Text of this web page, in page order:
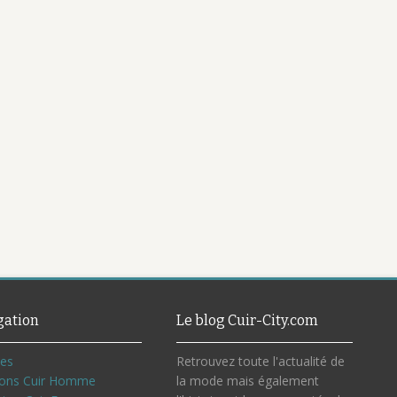
Cuir Homme
Le blog Cuir-City.com
Retrouvez toute l'actualité de
la mode mais également